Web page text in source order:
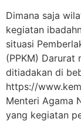
Dimana saja
kegiatan
situasi
(PPKM)
ditiadakan di
https://
Menteri Agama
yang kegiatan